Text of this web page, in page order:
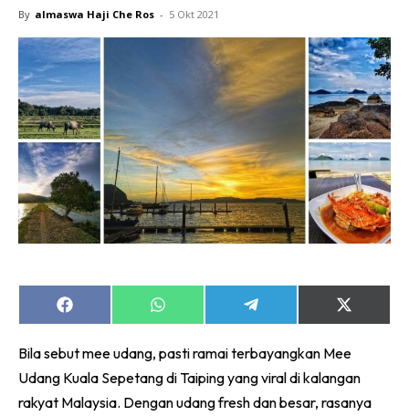
By almaswa Haji Che Ros - 5 Okt 2021
Share
on
Share
on
Share
on
Share
on
(Twitter)
Bila sebut mee udang, pasti ramai terbayangkan Mee
Udang Kuala Sepetang di Taiping yang viral di kalangan
rakyat Malaysia. Dengan udang fresh dan besar, rasanya